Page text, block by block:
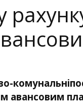
авансовим